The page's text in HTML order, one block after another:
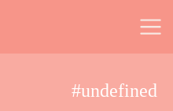
#undefined